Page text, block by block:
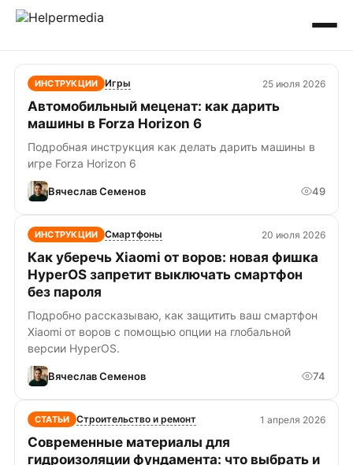
ИНСТРУКЦИИ Игры 25 июля 2026
Автомобильный меценат: как дарить
машины в Forza Horizon 6
Подробная инструкция как делать дарить машины в
игре Forza Horizon 6
Вячеслав Семенов 49
ИНСТРУКЦИИ Смартфоны 20 июля 2026
Как уберечь Xiaomi от воров: новая фишка
HyperOS запретит выключать смартфон
без пароля
Подробно рассказываю, как защитить ваш смартфон
Xiaomi от воров с помощью опции на глобальной
версии HyperOS.
Вячеслав Семенов 74
СТАТЬИ Строительство и ремонт 1 апреля 2026
Современные материалы для
гидроизоляции фундамента: что выбрать и